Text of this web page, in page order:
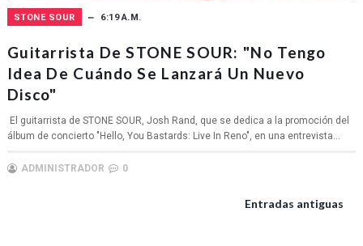
STONE SOUR 6:19 A.M.
Guitarrista De STONE SOUR: "No Tengo
Idea De Cuándo Se Lanzará Un Nuevo
Disco"
El guitarrista de STONE SOUR, Josh Rand, que se dedica a la promoción del
álbum de concierto "Hello, You Bastards: Live In Reno", en una entrevista...
ADMINISTRADOR 0
Entradas antiguas